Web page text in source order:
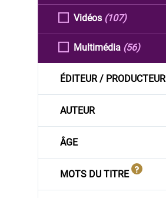
Vidéos (107)
Multimédia (56)
ÉDITEUR / PRODUCTEUR
AUTEUR
ÂGE
MOTS DU TITRE